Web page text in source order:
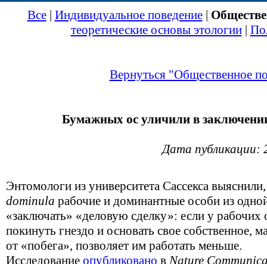
Все| Индивидуальное поведение|
теоретические основы этологии|
Вернуться "Общественное
Бумажных ос уличили в
Дата публикации:
Энтомологи из университета Сассекса
dominula рабочие и доминантные особи из
«заключать» «деловую сделку»: если у рабочих
покинуть гнездо и основать свое собственное,
от «побега», позволяет им работать меньше.
Исследование опубликовано в Nature